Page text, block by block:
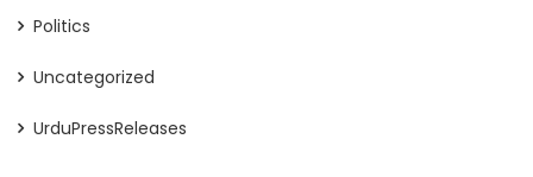
Politics
Uncategorized
UrduPressReleases